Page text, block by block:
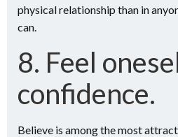
physical relationship than in
can.
8. Feel
confidence.
Believe is among the most